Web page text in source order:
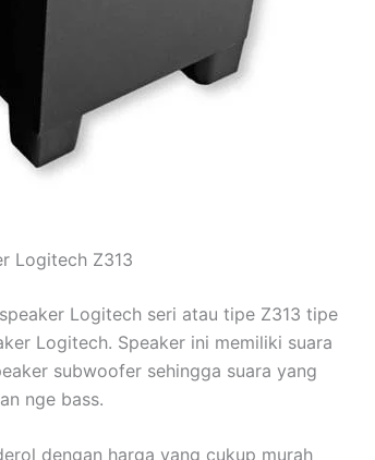
Logitech Z313
Logitech seri atau tipe Z313 tipe
Logitech. Speaker ini memiliki suara
subwoofer sehingga suara yang
nge bass.
dengan harga yang cukup murah